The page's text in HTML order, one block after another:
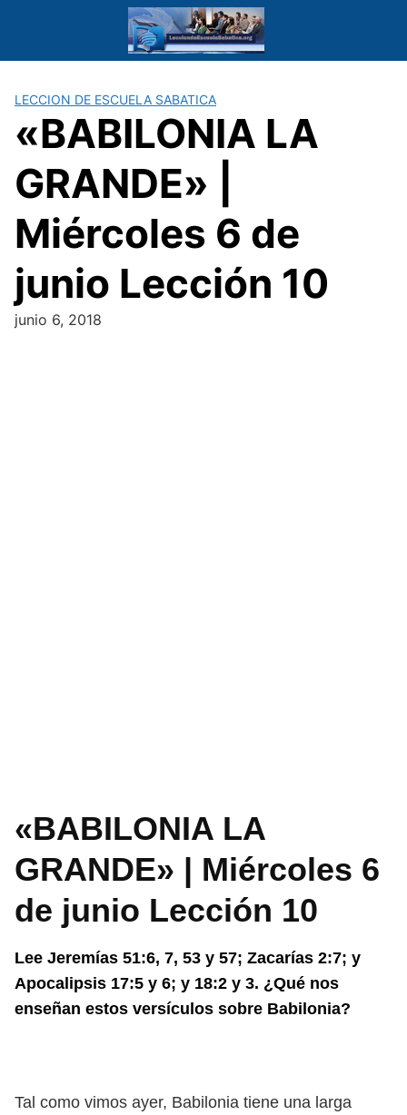
LECCION DE ESCUELA SABATICA
«BABILONIA LA
GRANDE» |
Miércoles 6 de
junio Lección 10
junio 6, 2018
«BABILONIA LA
GRANDE» | Miércoles 6
de junio Lección 10
Lee Jeremías 51:6, 7, 53 y 57; Zacarías 2:7; y
Apocalipsis 17:5 y 6; y 18:2 y 3. ¿Qué nos
enseñan estos versículos sobre Babilonia?
Tal como vimos ayer, Babilonia tiene una larga